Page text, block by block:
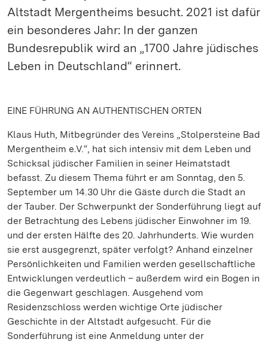
Altstadt Mergentheims besucht. 2021 ist dafür
ein besonderes Jahr: In der ganzen
Bundesrepublik wird an „1700 Jahre jüdisches
Leben in Deutschland“ erinnert.
EINE FÜHRUNG AN AUTHENTISCHEN ORTEN
Klaus Huth, Mitbegründer des Vereins „Stolpersteine Bad
Mergentheim e.V.“, hat sich intensiv mit dem Leben und
Schicksal jüdischer Familien in seiner Heimatstadt
befasst. Zu diesem Thema führt er am Sonntag, den 5.
September um 14.30 Uhr die Gäste durch die Stadt an
der Tauber. Der Schwerpunkt der Sonderführung liegt auf
der Betrachtung des Lebens jüdischer Einwohner im 19.
und der ersten Hälfte des 20. Jahrhunderts. Wie wurden
sie erst ausgegrenzt, später verfolgt? Anhand einzelner
Persönlichkeiten und Familien werden gesellschaftliche
Entwicklungen verdeutlich – außerdem wird ein Bogen in
die Gegenwart geschlagen. Ausgehend vom
Residenzschloss werden wichtige Orte jüdischer
Geschichte in der Altstadt aufgesucht. Für die
Sonderführung ist eine Anmeldung unter der